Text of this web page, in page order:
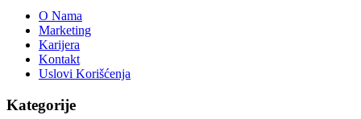
O Nama
Marketing
Karijera
Kontakt
Uslovi Korišćenja
Kategorije